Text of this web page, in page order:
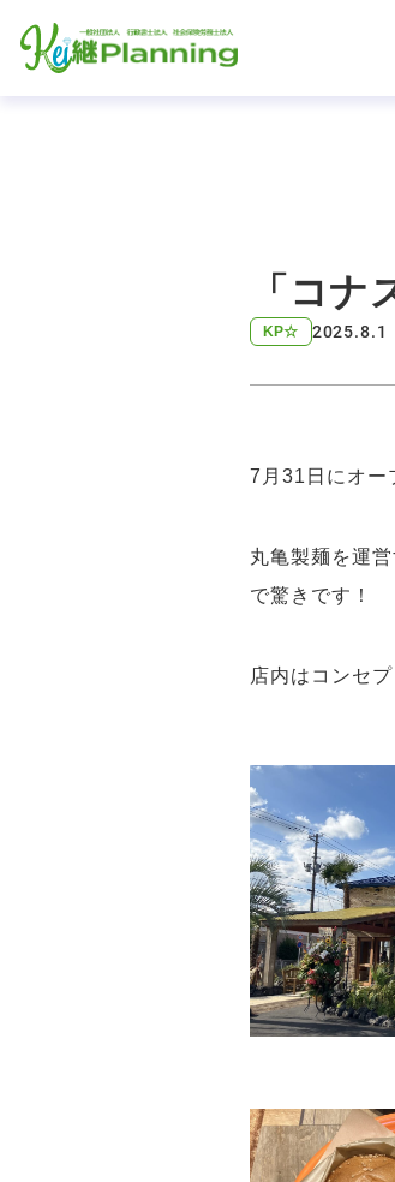
「コナ
KP☆ 2025.8.1
7月31日にオー
丸亀製麺を運
で驚きです！
店内はコンセ